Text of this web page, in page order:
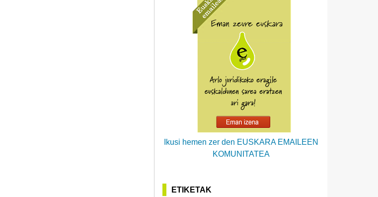
Ikusi hemen zer den EUSKARA EMAILEEN
KOMUNITATEA
ETIKETAK